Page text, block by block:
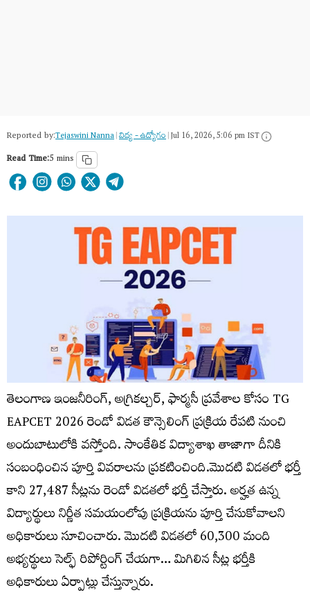
Reported by:Tejaswini Nanna|విద్య - ఉద్యోగం|Jul 16, 2026, 5:06 pm IST
Read Time:5 mins
తెలంగాణ ఇంజనీరింగ్, అగ్రికల్చర్, ఫార్మసీ ప్రవేశాల కోసం TG
EAPCET 2026 రెండో విడత కౌన్సెలింగ్ ప్రక్రియ రేపటి నుంచి
అందుబాటులోకి వస్తోంది. సాంకేతిక విద్యాశాఖ తాజాగా దీనికి
సంబంధించిన పూర్తి వివరాలను ప్రకటించింది.మొదటి విడతలో భర్తీ
కాని 27,487 సీట్లను రెండో విడతలో భర్తీ చేస్తారు. అర్హత ఉన్న
విద్యార్థులు నిర్ణీత సమయంలోపు ప్రక్రియను పూర్తి చేసుకోవాలని
అధికారులు సూచించారు. మొదటి విడతలో 60,300 మంది
అభ్యర్థులు సెల్ఫ్ రిపోర్టింగ్ చేయగా… మిగిలిన సీట్ల భర్తీకి
అధికారులు ఏర్పాట్లు చేస్తున్నారు.